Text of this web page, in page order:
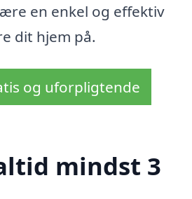
en enkel og effektiv
dit hjem på.
og uforpligtende
mindst 3